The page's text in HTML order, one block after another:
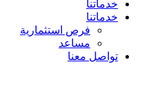
خدماتنا
خدماتنا
فرص استثمارية
مساعد
تواصل معنا